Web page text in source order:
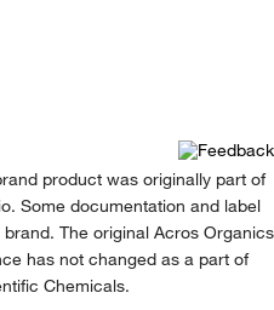
product was originally part of
Some documentation and label
The original Acros Organics
has not changed as a part of
Chemicals.